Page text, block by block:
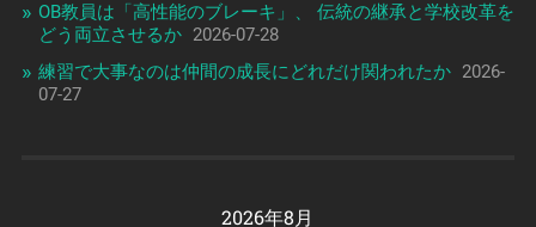
OB教員は「高性能のブレーキ」、 伝統の継承と学校改革を
どう両立させるか 2026-07-28
練習で大事なのは仲間の成長にどれだけ関われたか 2026-
07-27
2026年8月